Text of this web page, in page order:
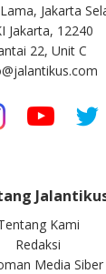
Jakarta
Jakarta, 12240
22, Unit C
Kami
Redaksi
Media Siber